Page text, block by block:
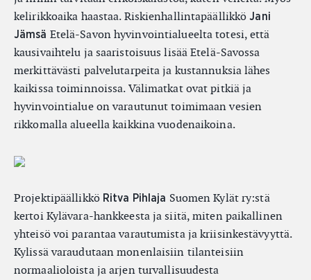
kelirikkoaika haastaa. RiskienhallintapäällikköJani
Jämsä Etelä-Savon hyvinvointialueelta totesi, että
kausivaihtelu ja saaristoisuus lisää Etelä-Savossa
merkittävästi palvelutarpeita ja kustannuksia lähes
kaikissa toiminnoissa. Välimatkat ovat pitkiä ja
hyvinvointialue on varautunut toimimaan vesien
rikkomalla alueella kaikkina vuodenaikoina.
Projektipäällikkö Ritva Pihlaja Suomen Kylät ry:stä
kertoi Kylävara-hankkeesta ja siitä, miten paikallinen
yhteisö voi parantaa varautumista ja kriisinkestävyyttä.
Kylissä varaudutaan monenlaisiin tilanteisiin
normaalioloista ja arjen turvallisuudesta